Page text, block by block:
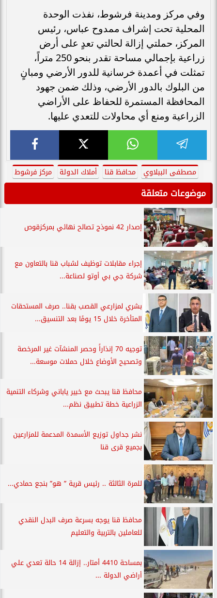
​وفي مركز ومدينة فرشوط، نفذت الوحدة
المحلية تحت إشراف ممدوح عباس، رئيس
المركز، حملتي إزالة لحالتي تعدٍ على أرض
زراعية بإجمالي مساحة تقدر بنحو 250 متراً،
تمثلت في أعمدة خرسانية للدور الأرضي ومبانٍ
من البلوك بالدور الأرضي، وذلك ضمن جهود
المحافظة المستمرة للحفاظ على الأراضي
الزراعية ومنع أي محاولات للتعدي عليها.
مصطفى الببلاوي محافظ قنا أملاك الدولة مركز فرشوط
موضوعات متعلقة
إصدار 42 نموذج تصالح نهائي بمركزقوص
إجراء مقابلات توظيف لشباب قنا بالتعاون مع
شركة جي بي أوتو لصناعة...
بشري لمزارعي القصب بقنا.. صرف المستحقات
المتأخرة خلال 15 يومًا بعد التنسيق...
توجيه 70 إنذاراً وحصر المنشآت غير المرخصة
وتصحيح الأوضاع خلال حملات موسعة...
محافظ قنا يبحث مع خبير ياباني وشركاء التنمية
الزراعية خطة تطبيق نظم...
نشر جداول توزيع الأسمدة المدعمة للمزارعين
بجميع قرى قنا
للمرة الثالثة .. رئيس قرية ” هو” بنجع حمادي...
محافظ قنا يوجه بسرعة صرف البدل النقدي
للعاملين بالتربية والتعليم
بمساحة 4410 أمتار.. إزالة 14 حالة تعدي علي
أراضي الدولة ...